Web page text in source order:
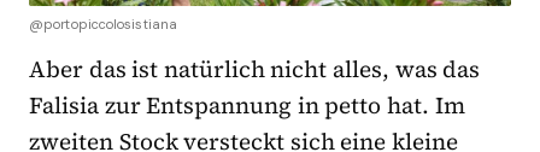
@portopiccolosistiana
Aber das ist natürlich nicht alles, was das
Falisia zur Entspannung in petto hat. Im
zweiten Stock versteckt sich eine kleine